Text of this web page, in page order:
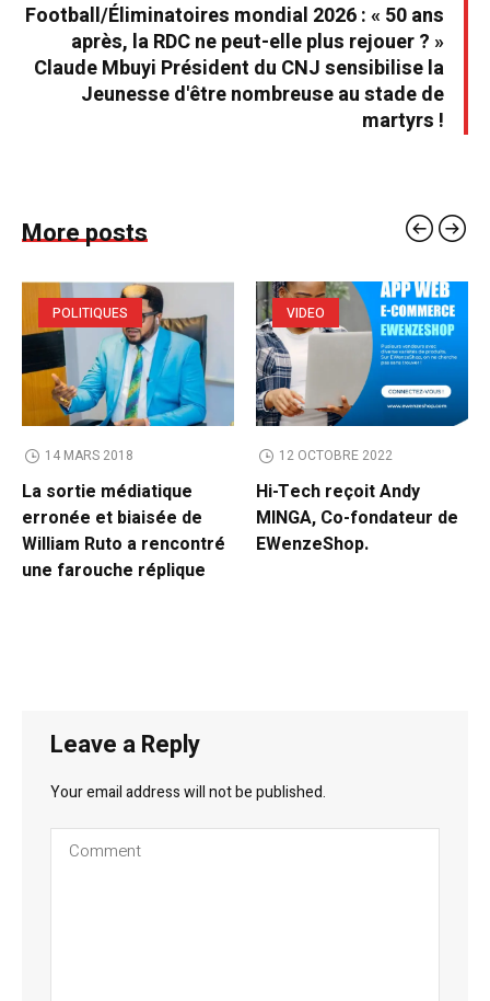
Football/Éliminatoires mondial 2026 : « 50 ans
après, la RDC ne peut-elle plus rejouer ? »
Claude Mbuyi Président du CNJ sensibilise la
Jeunesse d'être nombreuse au stade de
martyrs !
More posts
POLITIQUES
14 MARS 2018
La sortie médiatique
erronée et biaisée de
William Ruto a rencontré
une farouche réplique
VIDEO
12 OCTOBRE 2022
Hi-Tech reçoit Andy
MINGA, Co-fondateur de
EWenzeShop.
Leave a Reply
Your email address will not be published.